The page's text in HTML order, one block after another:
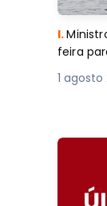
I.
feira
1 agosto